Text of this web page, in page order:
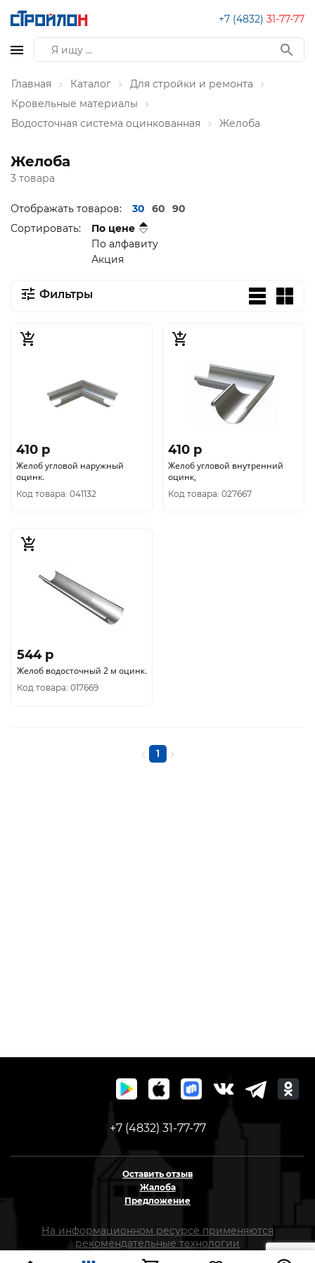
+7 (4832) 31-77-77
Главная Каталог
Для стройки и ремонта
Кровельные материалы
Водосточная система оцинкованная
Желоба
Желоба
3 товара
Отображать товаров: 30 60
90
Сортировать:
По цене
По алфавиту
Акция
Фильтры
410 p
Желоб угловой наружный
оцинк.
Код товара: 041132
410 p
Желоб угловой внутренний
оцинк,
Код товара: 027667
544 p
Желоб водосточный 2 м оцинк.
Код товара: 017669
1
+7 (4832) 31-77-77
Оставить отзыв
Жалоба
Предложение
На информационном ресурсе применяются
рекомендательные технологии
(информационные технологии предоставления